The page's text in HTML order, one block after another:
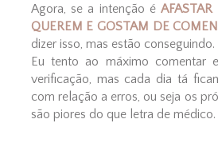
Agora, se a intenção é
QUEREM E GOSTAM DE
dizer isso, mas estão conseguindo.
Eu tento ao máximo comentar
verificação, mas cada dia tá
com relação a erros, ou seja os
são piores do que letra de médico.